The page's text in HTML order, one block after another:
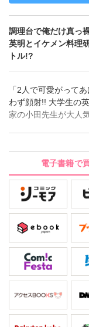
調理台で俺だけ真っ
英明とイケメン料理
トル!?
「2人で可愛がって
わず顔射!! 大学生の
家の小田先生が大人
倒してやろうと思い
ら突っかかってくる
生のことが好きなの
けることになり、先
るが…!?
電子書籍で